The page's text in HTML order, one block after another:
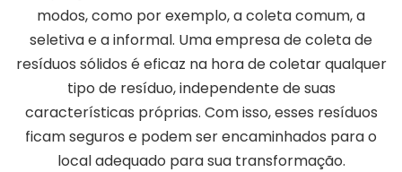
modos, como por exemplo, a coleta comum, a
seletiva e a informal. Uma empresa de coleta de
resíduos sólidos é eficaz na hora de coletar qualquer
tipo de resíduo, independente de suas
características próprias. Com isso, esses resíduos
ficam seguros e podem ser encaminhados para o
local adequado para sua transformação.